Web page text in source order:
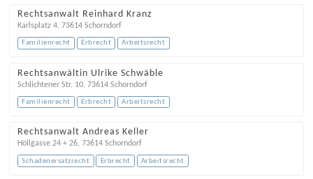
Rechtsanwalt Reinhard Kranz
Karlsplatz 4, 73614 Schorndorf
Familienrecht Erbrecht Arbeitsrecht
Rechtsanwältin Ulrike Schwäble
Schlichtener Str. 10, 73614 Schorndorf
Familienrecht Erbrecht Arbeitsrecht
Rechtsanwalt Andreas Keller
Höllgasse 24 + 26, 73614 Schorndorf
Schadenersatzrecht Erbrecht Arbeitsrecht